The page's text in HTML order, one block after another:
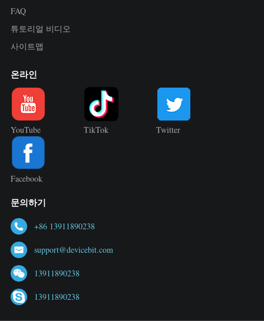
FAQ
튜토리얼 비디오
사이트맵
온라인
YouTube TikTok Twitter
Facebook
문의하기
+86 13911890238
support@devicebit.com
13911890238
13911890238